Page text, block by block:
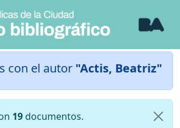
con el autor "Actis, Beatriz"
19documentos.